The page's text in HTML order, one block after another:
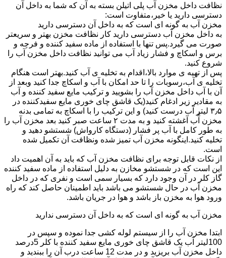
نظافت داخل مخزن آب پلی اتیلن بسته به آن که شما به داخل آن
دسترسی دارید یا خیر،متفاوت است:
مخزن آب به گونه ای است که به داخل آن دسترسی دارید
به داخل مخزن آب دسترسی دارید کار نظافت مخزن بهتر و سریعتر
صورت می گیرد.پس تنها با استفاده از ماده سفید کننده و فرچه و
برس و اسکاچ و فشار زیاد آب می توانید نظافت داخل مخزن آب را
شروع کنید.
پس از تهیه ی موارد بالا،اقدام به تخلیه ی آب کنید.بهتر است هنگام
تخلیه ی آب،رسوبات را تا حد امکان با آب و اسکاچ جدا کنید وبعد از
آن با آب داخل مخزن آب را بشویید و ترکیب مایع سفید کننده و آب
به مقادیر زیر ادغام کنید(یک قاشق چای خوری مایع سفیدکننده در
۳٫۵ لیتر آب درست کنید) و این ترکیب را با اسکاچ به تمامی بدنه
مخزن آّب آغشته کنید و به مدت ۲ ساعت صبر کنید بعد مخزن آب را
به طور کامل با آب پر فشار (دستگاه کارواش) شستشو دهید و
تخلیه کنید.اینگونه مخزن آب تمیز شده ونظافت آن تکمیل شده
است.
از نکات قابل توجه برای نظافت مخزن آب که باید به آن اهمیت داد
این است که در شستشو مخازن به دلیل استفاده از ماده سفید کننده
گاز کلر در آن وجود دارد که بسیار سمی است و نفری که در داخل
مخزن آب در حال شستشو می باشد باید اطمینان حاصل کند که راه
ورود هوا به مخزن باز باشد و هوا در جریان باشد.
مخزن آب به گونه ای است که به داخل آن دسترسی ندارید
ابتدا مخزن آب را از سیستم لوله کشی جدا نموده و سپس در
100لیتر آب یک قاشق چای خوری مایع سفید کننده با کلر 5درصد
داخل مخزن آب بریزید و در مدت 12 ساعت درب آن را ببندید و